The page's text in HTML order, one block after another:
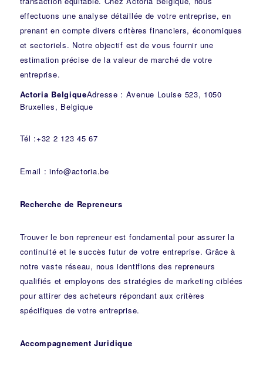
effectuons une analyse détaillée de votre entreprise, en
prenant en compte divers critères financiers, économiques
et sectoriels. Notre objectif est de vous fournir une
estimation précise de la valeur de marché de votre
entreprise.
Actoria BelgiqueAdresse : Avenue Louise 523, 1050
Bruxelles, Belgique
Tél :+32 2 123 45 67
Email : info@actoria.be
Recherche de Repreneurs
Trouver le bon repreneur est fondamental pour assurer la
continuité et le succès futur de votre entreprise. Grâce à
notre vaste réseau, nous identifions des repreneurs
qualifiés et employons des stratégies de marketing ciblées
pour attirer des acheteurs répondant aux critères
spécifiques de votre entreprise.
Accompagnement Juridique